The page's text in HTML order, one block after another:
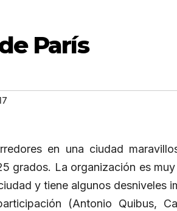
París
en una ciudad
grados. La organización es
y tiene algunos desniveles
(Antonio Quibus,